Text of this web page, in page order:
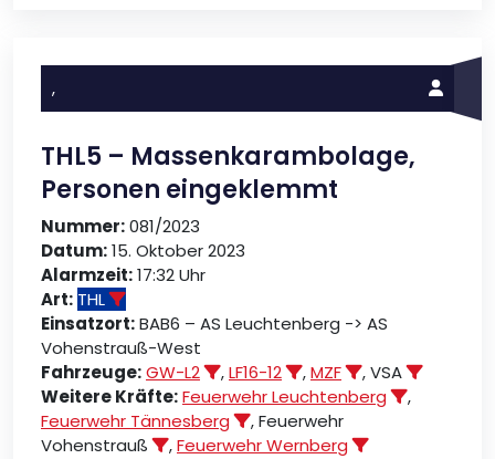
,
THL5 – Massenkarambolage,
Personen eingeklemmt
Nummer:081/2023
Datum:15. Oktober 2023
Alarmzeit:17:32 Uhr
Art: THL
Einsatzort:BAB6 – AS Leuchtenberg -> AS
Vohenstrauß-West
Fahrzeuge:GW-L2 ,LF16-12 ,MZF
, VSA
Weitere Kräfte:Feuerwehr Leuchtenberg
,
Feuerwehr Tännesberg
, Feuerwehr
Vohenstrauß
,Feuerwehr Wernberg